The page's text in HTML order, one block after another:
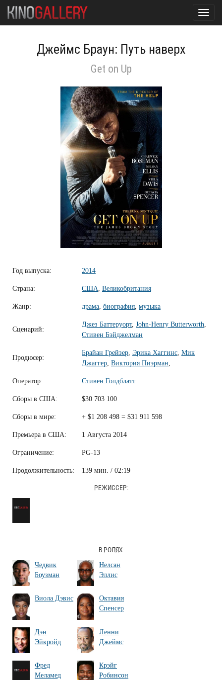
Джеймс Браун: Путь наверх
Get on Up
Год выпуска: 2014
Страна: США Великобритания
Жанр: драма биография музыка
Сценарий:
Джез Баттеруорт, John-Henry Butterworth
Стивен Бэйджелман
Продюсер:
Брайан Грейзер Эрика Хаггинс Мик
Джаггер Виктория Пиэрман
Оператор: Стивен Голдблатт
Сборы в США: $30 703 100
Сборы в мире: + $1 208 498 = $31 911 598
Премьера в США: 1 Августа 2014
Ограничение: PG-13
Продолжительность: 139 мин. / 02:19
РЕЖИССЕР:
В РОЛЯХ:
Чедвик
Боузман
Нелсан
Эллис
Виола Дэвис
Октавия
Спенсер
Дэн
Эйкройд
Ленни
Джеймс
Фред
Меламед
Крэйг
Робинсон